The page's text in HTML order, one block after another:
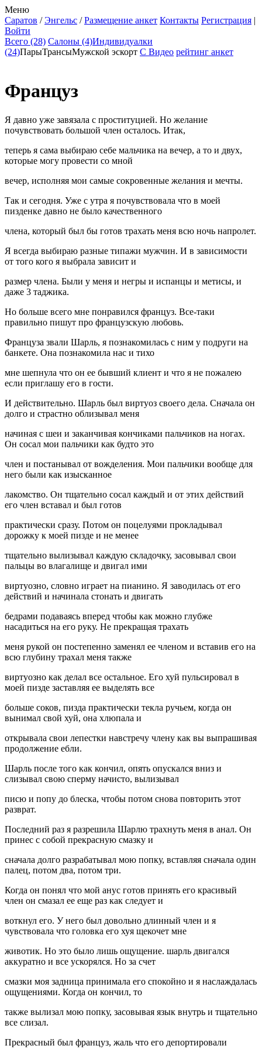
Меню
Саратов /Энгельс /Размещение анкет Контакты Регистрация |
Войти
Всего (28) Салоны (4)Индивидуалки
(24)ПарыТрансыМужской эскорт С Видео рейтинг анкет
Француз
Я давно уже завязала с проституцией. Но желание
почувствовать большой член осталось. Итак,
теперь я сама выбираю себе мальчика на вечер, а то и двух,
которые могу провести со мной
вечер, исполняя мои самые сокровенные желания и мечты.
Так и сегодня. Уже с утра я почувствовала что в моей
пизденке давно не было качественного
члена, который был бы готов трахать меня всю ночь напролет.
Я всегда выбираю разные типажи мужчин. И в зависимости
от того кого я выбрала зависит и
размер члена. Были у меня и негры и испанцы и метисы, и
даже 3 таджика.
Но больше всего мне понравился француз. Все-таки
правильно пишут про французскую любовь.
Француза звали Шарль, я познакомилась с ним у подруги на
банкете. Она познакомила нас и тихо
мне шепнула что он ее бывший клиент и что я не пожалею
если приглашу его в гости.
И действительно. Шарль был виртуоз своего дела. Сначала он
долго и страстно облизывал меня
начиная с шеи и заканчивая кончиками пальчиков на ногах.
Он сосал мои пальчики как будто это
член и постанывал от вожделения. Мои пальчики вообще для
него были как изысканное
лакомство. Он тщательно сосал каждый и от этих действий
его член вставал и был готов
практически сразу. Потом он поцелуями прокладывал
дорожку к моей пизде и не менее
тщательно вылизывал каждую складочку, засовывал свои
пальцы во влагалище и двигал ими
виртуозно, словно играет на пианино. Я заводилась от его
действий и начинала стонать и двигать
бедрами подаваясь вперед чтобы как можно глубже
насадиться на его руку. Не прекращая трахать
меня рукой он постепенно заменял ее членом и вставив его на
всю глубину трахал меня также
виртуозно как делал все остальное. Его хуй пульсировал в
моей пизде заставляя ее выделять все
больше соков, пизда практически текла ручьем, когда он
вынимал свой хуй, она хлюпала и
открывала свои лепестки навстречу члену как вы выпрашивая
продолжение ебли.
Шарль после того как кончил, опять опускался вниз и
слизывал свою сперму начисто, вылизывал
писю и попу до блеска, чтобы потом снова повторить этот
разврат.
Последний раз я разрешила Шарлю трахнуть меня в анал. Он
принес с собой прекрасную смазку и
сначала долго разрабатывал мою попку, вставляя сначала один
палец, потом два, потом три.
Когда он понял что мой анус готов принять его красивый
член он смазал ее еще раз как следует и
воткнул его. У него был довольно длинный член и я
чувствовала что головка его хуя щекочет мне
животик. Но это было лишь ощущение. шарль двигался
аккуратно и все ускорялся. Но за счет
смазки моя задница принимала его спокойно и я наслаждалась
ощущениями. Когда он кончил, то
также вылизал мою попку, засовывая язык внутрь и тщательно
все слизал.
Прекрасный был француз, жаль что его депортировали